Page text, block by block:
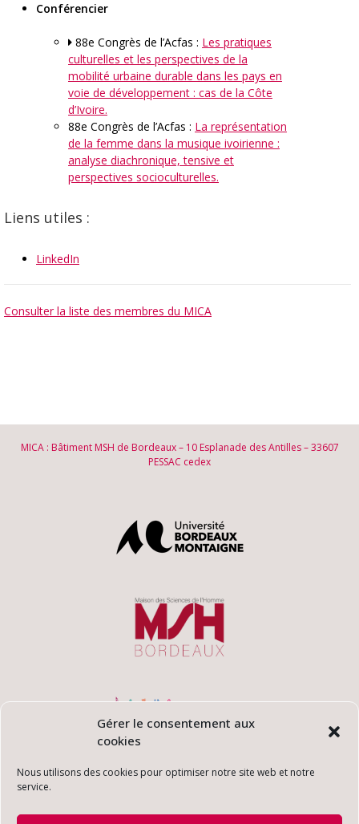
Gérer le consentement aux
cookies
Nous utilisons des cookies pour optimiser notre site web et notre
service.
Conférencier
88e Congrès de l’Acfas : Les pratiques
culturelles et les perspectives de la
mobilité urbaine durable dans les pays en
voie de développement : cas de la Côte
d’Ivoire.
88e Congrès de l’Acfas : La représentation
de la femme dans la musique ivoirienne :
analyse diachronique, tensive et
perspectives socioculturelles.
Liens utiles :
LinkedIn
Consulter la liste des membres du MICA
MICA : Bâtiment MSH de Bordeaux – 10 Esplanade des Antilles – 33607
PESSAC cedex